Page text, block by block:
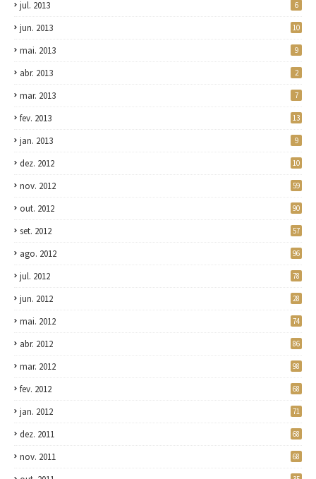
jul. 2013 6
jun. 2013 10
mai. 2013 9
abr. 2013 2
mar. 2013 7
fev. 2013 13
jan. 2013 9
dez. 2012 10
nov. 2012 59
out. 2012 90
set. 2012 57
ago. 2012 96
jul. 2012 78
jun. 2012 28
mai. 2012 74
abr. 2012 86
mar. 2012 98
fev. 2012 68
jan. 2012 71
dez. 2011 68
nov. 2011 68